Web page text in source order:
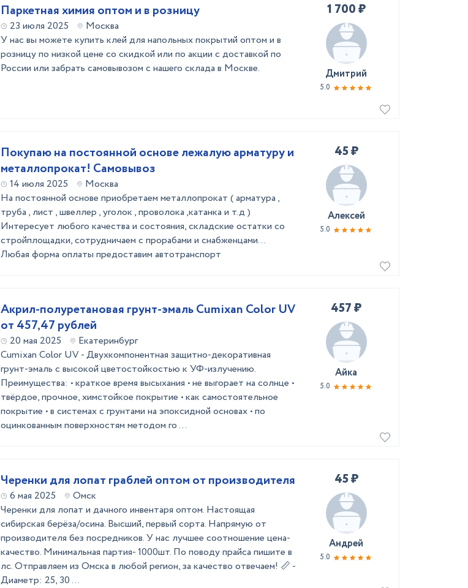
Паркетная химия оптом и в розницу
23 июля 2025
Москва
У нас вы можете купить клей для напольных покрытий оптом и в
розницу по низкой цене со скидкой или по акции с доставкой по
России или забрать самовывозом с нашего склада в Москве.
1 700 ₽
Дмитрий
5.0
Покупаю на постоянной основе лежалую арматуру и
металлопрокат! Самовывоз
14 июля 2025
Москва
На постоянной основе приобретаем металлопрокат ( арматура ,
труба , лист , швеллер , уголок , проволока ,катанка и т.д )
Интересует любого качества и состояния, складские остатки со
стройплощадки, сотрудничаем с прорабами и снабженцами...
Любая форма оплаты предоставим автотранспорт
45 ₽
Алексей
5.0
Акрил-полуретановая грунт-эмаль Cumixan Color UV
от 457,47 рублей
20 мая 2025
Екатеринбург
Cumixan Color UV - Двухкомпонентная защитно-декоративная
грунт-эмаль с высокой цветостойкостью к УФ-излучению.
Преимущества: • краткое время высыхания • не выгорает на солнце •
твёрдое, прочное, химстойкое покрытие • как самостоятельное
покрытие • в системах с грунтами на эпоксидной основах • по
оцинкованным поверхностям методом го ...
457 ₽
Айка
5.0
Черенки для лопат граблей оптом от производителя
6 мая 2025
Омск
Черенки для лопат и дачного инвентаря оптом. Настоящая
сибирская берёза/осина. Высший, первый сорта. Напрямую от
производителя без посредников. У нас лучшее соотношение цена-
качество. Минимальная партия- 1000шт. По поводу прайса пишите в
лс. Отправляем из Омска в любой регион, за качество отвечаем! 📏 -
Диаметр: 25, 30 ...
45 ₽
Андрей
5.0